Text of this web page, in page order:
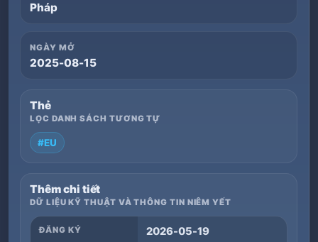
Pháp
NGÀY MỞ
2025-08-15
Thẻ
LỌC DANH SÁCH TƯƠNG TỰ
#EU
Thêm chi tiết
DỮ LIỆU KỸ THUẬT VÀ THÔNG TIN NIÊM YẾT
ĐĂNG KÝ 2026-05-19